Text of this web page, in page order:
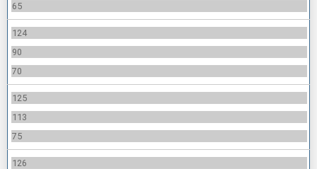
65
124
90
70
125
113
75
126